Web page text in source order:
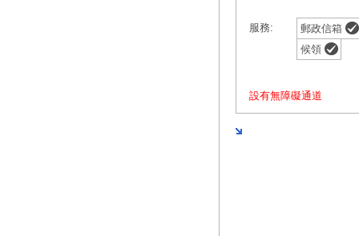
服務:
郵政信箱
候領
設有無障礙通道